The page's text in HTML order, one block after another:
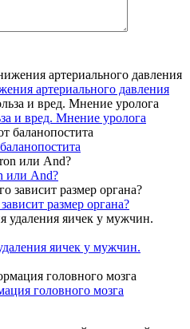
артериального давления
и вред. Мнение уролога
или And?
размер органа?
яичек у мужчин.
головного мозга